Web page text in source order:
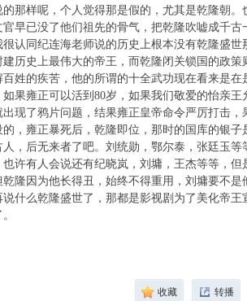
的那样呢，个人觉得那是假的，尤其是乾隆朝
早已没了他们祖先的骨气，把乾隆吹嘘成千
很认同纪连海老师说的历史上根本没有乾隆盛
历史上最伟大的帝王，而乾隆闭关锁国的政
姓的疾苦，他的所谓的十全武功现在看来是
果雍正可以活到80岁，如果我们敬爱的怡亲
现了鸦片问题，结果雍正皇帝命令严厉打击
，雍正暴死后，乾隆即位，那时的国库的银
，后无来者了吧。刘统勋，鄂尔泰，张廷玉
许有人会说还有纪晓岚，刘墉，王杰等等，
隆因为他长得丑，始终不得重用，刘墉要不
说什么乾隆盛世了，那都是影视剧为了美化帝
了。
收藏 转播